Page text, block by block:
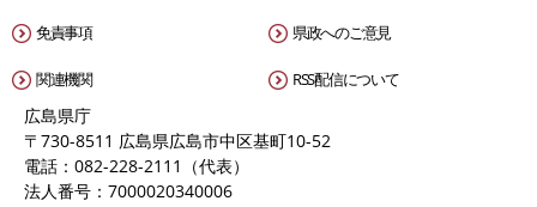
免責事項 県政へのご意見
関連機関 RSS配信について
広島県庁
〒730-8511 広島県広島市中区基町10-52
電話：082-228-2111（代表）
法人番号：7000020340006